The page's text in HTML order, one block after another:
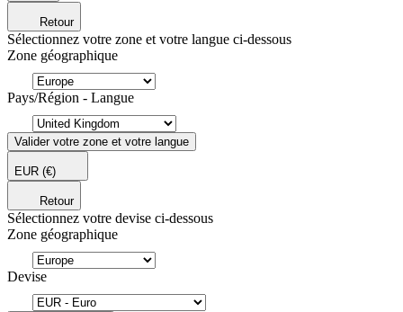
Retour
Sélectionnez votre zone et votre langue ci-dessous
Zone géographique
Pays/Région - Langue
Valider votre zone et votre langue
EUR (€)
Retour
Sélectionnez votre devise ci-dessous
Zone géographique
Devise